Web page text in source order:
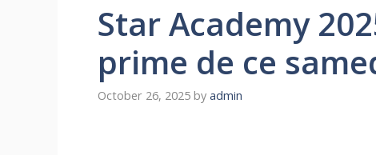
Star Academy
prime de ce
October 26, 2025 by admin